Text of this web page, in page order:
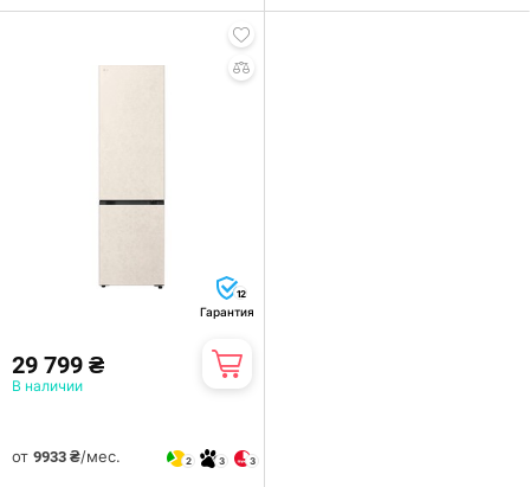
12
Гарантия
29 799 ₴
В наличии
от 9933 ₴/мес. 2 3 3